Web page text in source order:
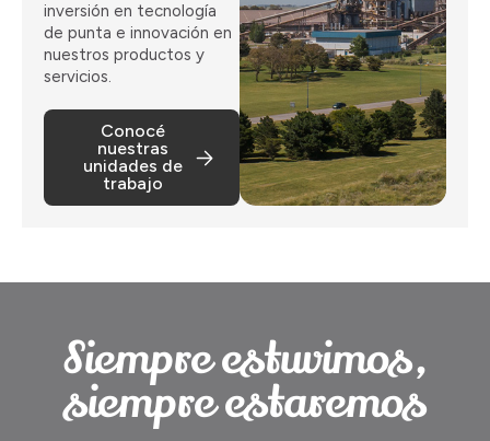
inversión en tecnología
de punta e innovación en
nuestros productos y
servicios.
Conocé
nuestras
unidades de
trabajo
Siempre estuvimos,
siempre estaremos